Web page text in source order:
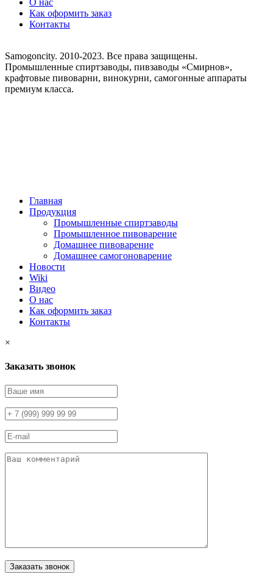
Как оформить заказ
Контакты
Samogoncity. 2010-2023. Все права защищены.
Промышленные спиртзаводы, пивзаводы «Смирнов»,
крафтовые пивоварни, винокурни, самогонные аппараты
премиум класса.
Главная
Продукция
Промышленные спиртзаводы
Промышленное пивоварение
Домашнее пивоварение
Домашнее самогоноварение
Новости
Wiki
Видео
О нас
Как оформить заказ
Контакты
×
Заказать звонок